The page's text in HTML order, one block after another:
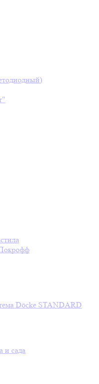
Döcke STANDARD
и сада